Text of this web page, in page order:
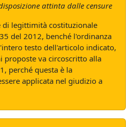
attinta dalle censure
di legittimità costituzionale
del 2012, benché l'ordinanza
testo dell'articolo indicato,
proposte va circoscritto alla
perché questa è la
applicata nel giudizio a